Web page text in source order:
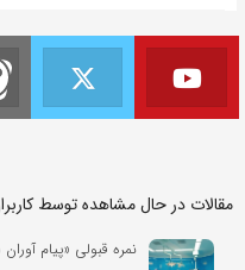
مقالات در حال مشاهده توسط
نمره قبولی «پیام آوران